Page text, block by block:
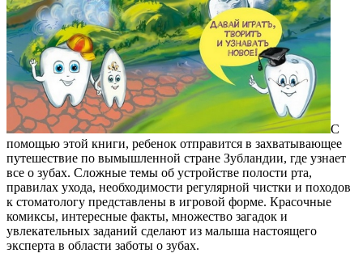
С
помощью этой книги, ребенок отправится в захватывающее
путешествие по вымышленной стране Зубландии, где узнает
все о зубах. Сложные темы об устройстве полости рта,
правилах ухода, необходимости регулярной чистки и походов
к стоматологу представлены в игровой форме. Красочные
комиксы, интересные факты, множество загадок и
увлекательных заданий сделают из малыша настоящего
эксперта в области заботы о зубах.